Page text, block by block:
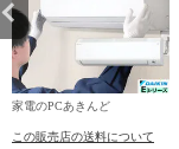
家電のPCあきんど
この販売店の送料について